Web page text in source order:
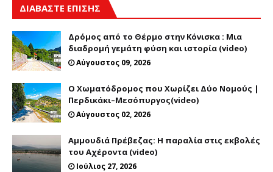
ΔΙΑΒΑΣΤΕ ΕΠΙΣΗΣ
Δρόμος από το Θέρμο στην Κόνισκα : Μια
διαδρομή γεμάτη φύση και ιστορία (video)
Αύγουστος 09, 2026
Ο Χωματόδρομος που Χωρίζει Δύο Νομούς |
Περδικάκι–Μεσόπυργος(video)
Αύγουστος 02, 2026
Αμμουδιά Πρέβεζας: Η παραλία στις εκβολές
του Αχέροντα (video)
Ιούλιος 27, 2026